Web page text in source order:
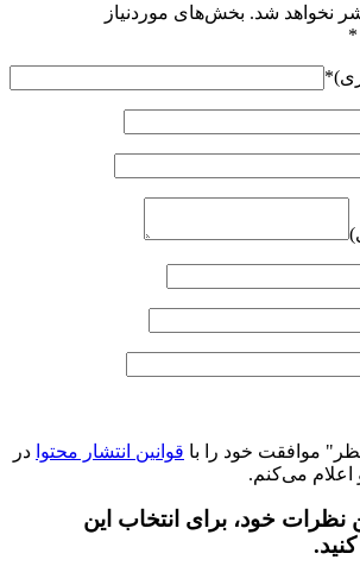
نخواهد شد. بخش‌های موردنیاز
*
*
موافقت خود را با قوانین انتشار محتوا در
اعلام می‌کنم.
نظرات خود، برای انتخاب این